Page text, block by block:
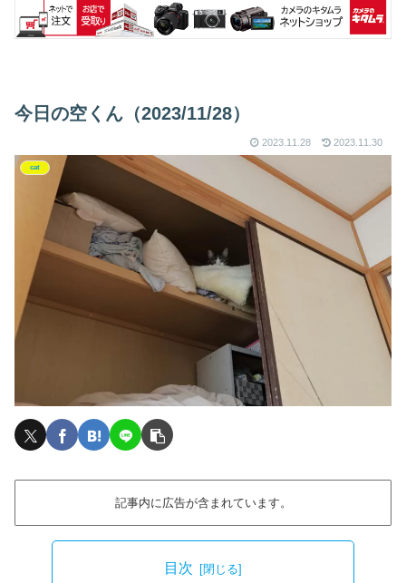
今日の空くん（2023/11/28）
2023.11.28 2023.11.30
cat
記事内に広告が含まれています。
目次